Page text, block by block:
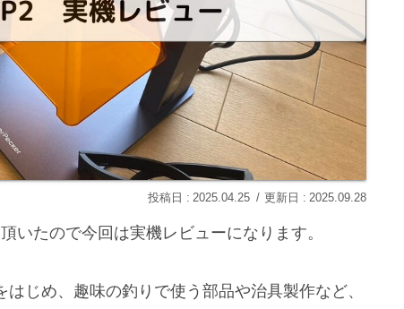
2025.04.25 2025.09.28
いたので今回は実機レビューになります。
じめ、趣味の釣りで使う部品や治具製作など、